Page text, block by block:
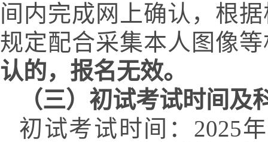
间内完成网上确认，根
规定配合采集本人图像
认的，报名无效。
（三）初试考试时间及
初试考试时间： 2025年